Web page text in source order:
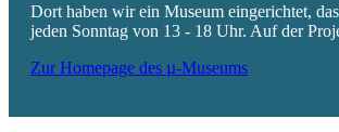
Dort haben wir ein Museum eingerichtet,
jeden Sonntag von 13 - 18 Uhr. Auf der
Zur Homepage des µ-Museums